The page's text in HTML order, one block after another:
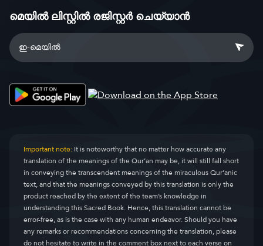
മെയിൽ ലിസ്റ്റിൽ രജിസ്റ്റർ ചെയ്യാൻ
Important note:It is noteworthy that no matter how accurate any
translation of the meanings of the Qur’an may be, it will still fall short
in conveying the transcendent meanings of the miraculous Qur’anic
text, and that the meanings conveyed by this translation is only the
product reached by the extent of the team’s knowledge in
understanding this Sacred Book. Hence, this translation cannot be
error-free, as is the case with any human endeavor. Should you have
any remarks or recommendations concerning the translation, please
do not hesitate to write in the comment box next to each verse on